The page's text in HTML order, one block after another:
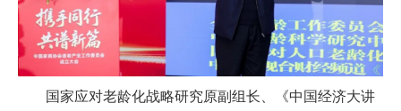
国家应对老龄化战略研究原副组长、《中国经济大讲